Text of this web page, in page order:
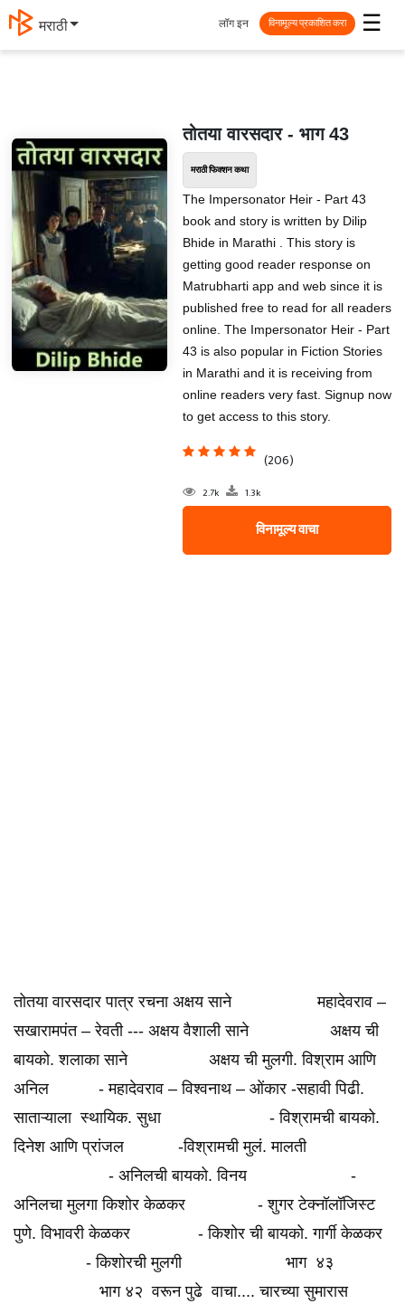
मराठी ☰
लॉग इन विनामूल्य प्रकाशित करा
तोतया वारसदार - भाग 43
मराठी फिक्शन कथा
The Impersonator Heir - Part 43
book and story is written by Dilip
Bhide in Marathi . This story is
getting good reader response on
Matrubharti app and web since it is
published free to read for all readers
online. The Impersonator Heir - Part
43 is also popular in Fiction Stories
in Marathi and it is receiving from
online readers very fast. Signup now
to get access to this story.
(206)
2.7k 1.3k
विनामूल्य वाचा
तोतया वारसदार पात्र रचना अक्षय साने महादेवराव –
सखारामपंत – रेवती --- अक्षय वैशाली साने अक्षय ची
बायको. शलाका साने अक्षय ची मुलगी. विश्राम आणि
अनिल - महादेवराव – विश्वनाथ – ओंकार -सहावी पिढी.
साताऱ्याला स्थायिक. सुधा - विश्रामची बायको.
दिनेश आणि प्रांजल -विश्रामची मुलं. मालती
- अनिलची बायको. विनय -
अनिलचा मुलगा किशोर केळकर - शुगर टेक्नॉलॉजिस्ट
पुणे. विभावरी केळकर - किशोर ची बायको. गार्गी केळकर
- किशोरची मुलगी भाग ४३
भाग ४२ वरून पुढे वाचा.... चारच्या सुमारास